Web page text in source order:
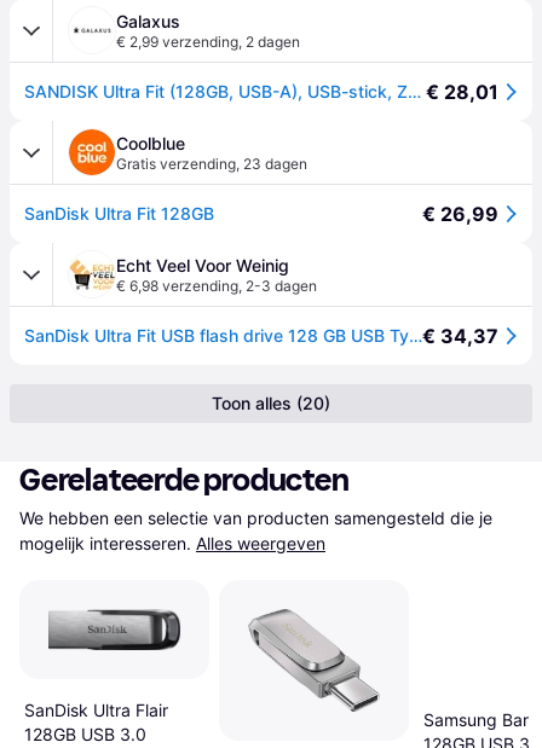
Galaxus
€ 2,99 verzending, 2 dagen
SANDISK Ultra Fit (128GB, USB-A), USB-stick, Zwart € 28,01
Coolblue
Gratis verzending, 23 dagen
SanDisk Ultra Fit 128GB € 26,99
Echt Veel Voor Weinig
€ 6,98 verzending, 2-3 dagen
SanDisk Ultra Fit USB flash drive 128 GB USB Type-A 3.2 Gen 1 (3.1 Gen 1) Zwart€ 34,37
Toon alles (20)
Gerelateerde producten
We hebben een selectie van producten samengesteld die je
mogelijk interesseren. Alles weergeven
SanDisk Ultra Flair
128GB USB 3.0
Samsung Bar
128GB USB 3.1